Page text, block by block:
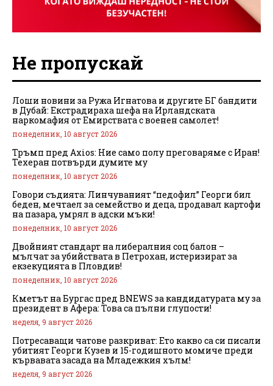
Не пропускай
Лоши новини за Ружа Игнатова и другите БГ бандити
в Дубай: Екстрадираха шефа на Ирландската
наркомафия от Емирствата с военен самолет!
понеделник, 10 август 2026
Тръмп пред Axios: Ние само полу преговаряме с Иран!
Техеран потвърди думите му
понеделник, 10 август 2026
Говори съдията: Линчуваният “педофил” Георги бил
беден, мечтаел за семейство и деца, продавал картофи
на пазара, умрял в адски мъки!
понеделник, 10 август 2026
Двойният стандарт на либералния соц балон –
мълчат за убийствата в Петрохан, истеризират за
екзекуцията в Пловдив!
понеделник, 10 август 2026
Кметът на Бургас пред BNEWS за кандидатурата му за
президент в Афера: Това са пълни глупости!
неделя, 9 август 2026
Потресаващи чатове разкриват: Ето какво са си писали
убитият Георги Кузев и 15-годишното момиче преди
кървавата засада на Младежкия хълм!
неделя, 9 август 2026